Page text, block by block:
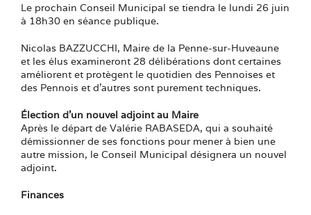
Le prochain Conseil Municipal se tiendra le lundi 26 juin
à 18h30 en séance publique.
Nicolas BAZZUCCHI, Maire de la Penne-sur-Huveaune
et les élus examineront 28 délibérations dont certaines
améliorent et protègent le quotidien des Pennoises et
des Pennois et d’autres sont purement techniques.
Élection d’un nouvel adjoint au Maire
Après le départ de Valérie RABASEDA, qui a souhaité
démissionner de ses fonctions pour mener à bien une
autre mission, le Conseil Municipal désignera un nouvel
adjoint.
Finances